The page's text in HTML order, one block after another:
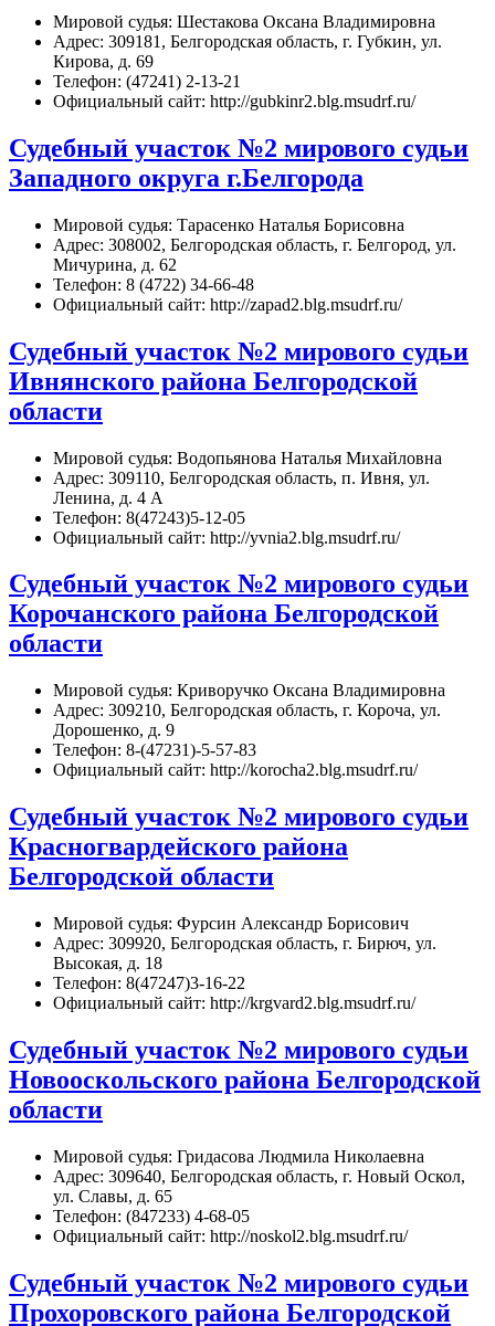
Мировой судья: Шестакова Оксана Владимировна
Адрес: 309181, Белгородская область, г. Губкин, ул.
Кирова, д. 69
Телефон: (47241) 2-13-21
Официальный сайт: http://gubkinr2.blg.msudrf.ru/
Судебный участок №2 мирового судьи
Западного округа г.Белгорода
Мировой судья: Тарасенко Наталья Борисовна
Адрес: 308002, Белгородская область, г. Белгород, ул.
Мичурина, д. 62
Телефон: 8 (4722) 34-66-48
Официальный сайт: http://zapad2.blg.msudrf.ru/
Судебный участок №2 мирового судьи
Ивнянского района Белгородской
области
Мировой судья: Водопьянова Наталья Михайловна
Адрес: 309110, Белгородская область, п. Ивня, ул.
Ленина, д. 4 А
Телефон: 8(47243)5-12-05
Официальный сайт: http://yvnia2.blg.msudrf.ru/
Судебный участок №2 мирового судьи
Корочанского района Белгородской
области
Мировой судья: Криворучко Оксана Владимировна
Адрес: 309210, Белгородская область, г. Короча, ул.
Дорошенко, д. 9
Телефон: 8-(47231)-5-57-83
Официальный сайт: http://korocha2.blg.msudrf.ru/
Судебный участок №2 мирового судьи
Красногвардейского района
Белгородской области
Мировой судья: Фурсин Александр Борисович
Адрес: 309920, Белгородская область, г. Бирюч, ул.
Высокая, д. 18
Телефон: 8(47247)3-16-22
Официальный сайт: http://krgvard2.blg.msudrf.ru/
Судебный участок №2 мирового судьи
Новооскольского района Белгородской
области
Мировой судья: Гридасова Людмила Николаевна
Адрес: 309640, Белгородская область, г. Новый Оскол,
ул. Славы, д. 65
Телефон: (847233) 4-68-05
Официальный сайт: http://noskol2.blg.msudrf.ru/
Судебный участок №2 мирового судьи
Прохоровского района Белгородской